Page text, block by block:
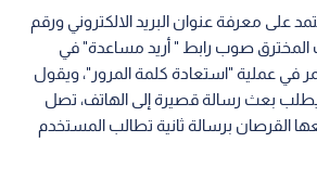
على معرفة عنوان البريد الالكتروني ورقم
المخترق صوب رابط " أريد مساعدة" في
في عملية "استعادة كلمة المرور"، ويقول
يطلب بعث رسالة قصيرة إلى الهاتف، تصل
القرصان برسالة ثانية تطالب المستخدم